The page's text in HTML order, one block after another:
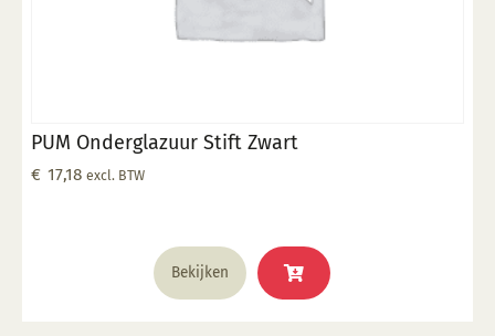
PUM Onderglazuur Stift Zwart
€ 17,18 excl. BTW
Bekijken